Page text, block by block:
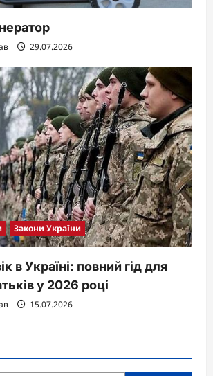
29.07.2026
Закони України
в Україні: повний гід для
у 2026 році
15.07.2026